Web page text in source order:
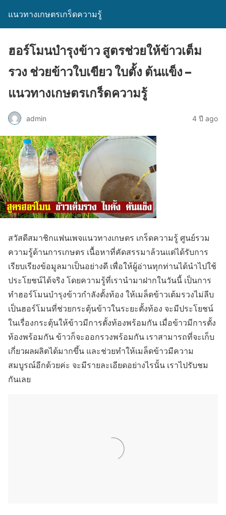
แนวทางเกษตรเกร็ดความรู้
ฮอร์โมนบำรุงข้าว สูตรช่วยให้ข้าวเต็ม
รวง ช่วยข้าวใบเขียว ใบตั้ง ต้นแข็ง –
แนวทางเกษตรเกร็ดความรู้
admin 4 ปี ago
สวัสดีสมาชิกแฟนเพจแนวทางเกษตร เกร็ดความรู้ ศูนย์รวม
ความรู้ด้านการเกษตร เนื้อหาที่คัดสรรมาล้วนแต่ได้รับการ
เรียบเรียงข้อมูลมาเป็นอย่างดี เพื่อให้ผู้อ่านทุกท่านได้นำไปใช้
ประโยชน์ได้จริง โดยความรู้ที่เรานำมาฝากในวันนี้ เป็นการ
ทำฮอร์โมนบำรุงข้าวกำลังตั้งท้อง ให้เมล็ดข้าวเต้มรวงไม่ลีบ
เป็นฮอร์โมนที่ช่วยกระตุ้นข้าวในระยะตั้งท้อง จะมีประโยชน์
ในเรื่องกระตุ้นให้ข้าวมีการตั้งท้องพร้อมกัน เมื่อข้าวมีการตั้ง
ท้องพร้อมกัน ข้าวก็จะออกรวงพร้อมกัน เราสามารถที่จะเก็บ
เกี่ยวผลผลิตได้มากขึ้น และช่วยทำให้เมล็ดข้าวมีความ
สมบูรณ์อีกด้วยค่ะ จะมีรายละเอียดอย่างไรนั้น เราไปรับชม
กันเลย